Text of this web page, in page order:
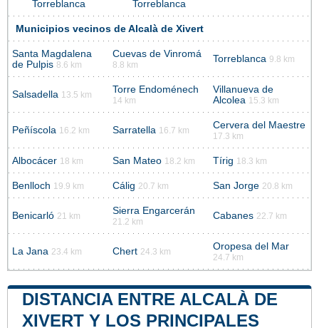
Torreblanca Torreblanca
Municipios vecinos de Alcalà de Xivert
Santa Magdalena
de Pulpis 8.6 km
Cuevas de Vinromá
8.8 km
Torreblanca 9.8 km
Salsadella 13.5 km Torre Endoménech
14 km
Villanueva de
Alcolea 15.3 km
Peñíscola 16.2 km Sarratella 16.7 km Cervera del Maestre
17.3 km
Albocácer 18 km San Mateo 18.2 km Tírig 18.3 km
Benlloch 19.9 km Cálig 20.7 km San Jorge 20.8 km
Benicarló 21 km Sierra Engarcerán
21.2 km
Cabanes 22.7 km
La Jana 23.4 km Chert 24.3 km Oropesa del Mar
24.7 km
DISTANCIA ENTRE ALCALÀ DE
XIVERT Y LOS PRINCIPALES